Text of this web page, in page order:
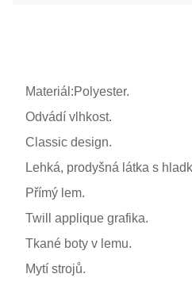
Materiál:Polyester.
Odvádí vlhkost.
Classic design.
Lehká, prodyšná látka s
Přímý lem.
Twill applique grafika.
Tkané boty v lemu.
Mytí strojů.